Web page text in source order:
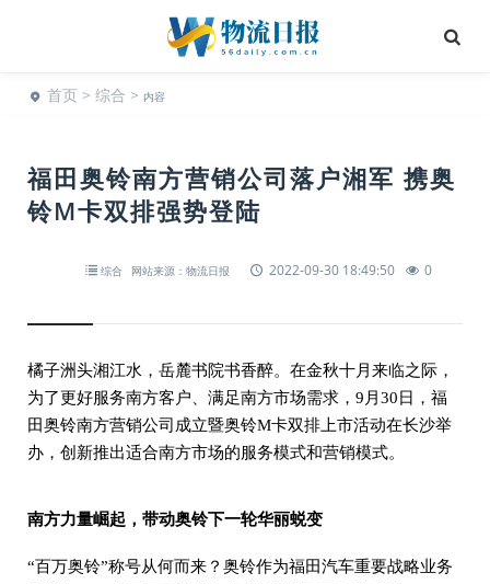
首页 > 综合 > 内容
福田奥铃南方营销公司落户湘军 携奥
铃M卡双排强势登陆
综合 网站来源：物流日报 2022-09-30 18:49:50 0
橘子洲头湘江水，岳麓书院书香醉。在金秋十月来临之际，
为了更好服务南方客户、满足南方市场需求，9月30日，福
田奥铃南方营销公司成立暨奥铃M卡双排上市活动在长沙举
办，创新推出适合南方市场的服务模式和营销模式。
南方力量崛起，带动奥铃下一轮华丽蜕变
“百万奥铃”称号从何而来？奥铃作为福田汽车重要战略业务